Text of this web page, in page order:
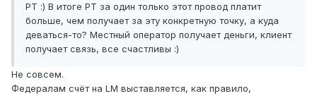
РТ :) В итоге РТ за один только этот провод платит
больше, чем получает за эту конкретную точку, а куда
деваться-то? Местный оператор получает деньги, клиент
получает связь, все счастливы :)
Не совсем.
Федералам счёт на LM выставляется, как правило,